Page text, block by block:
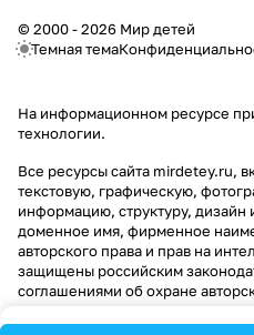
© 2000 - 2026 Мир детей
Темная тема
На информационном ресурсе
технологии.
Все ресурсы сайта mirdetey.ru,
текстовую, графическую,
информацию, структуру,
доменное имя, фирменное
авторского права и прав на
защищены российским
соглашениями об охране